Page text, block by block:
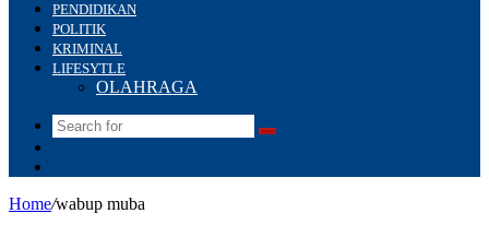
PENDIDIKAN
POLITIK
KRIMINAL
LIFESYTLE
OLAHRAGA
Search
Home/wabup muba